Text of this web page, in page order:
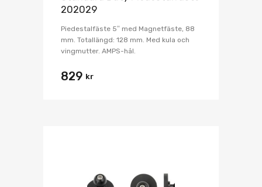
202029
Piedestalfäste 5″ med Magnetfäste, 88
mm. Totallängd: 128 mm. Med kula och
vingmutter. AMPS-hål.
829 kr